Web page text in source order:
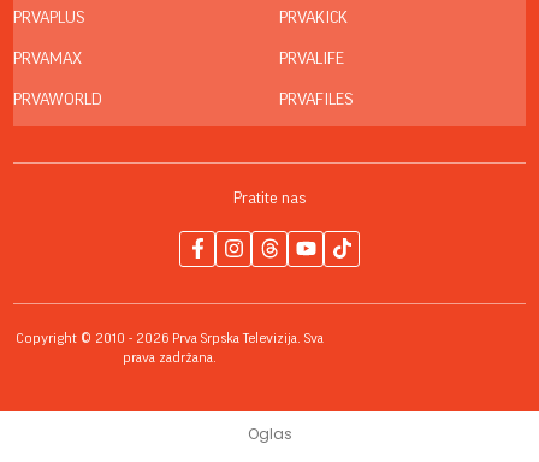
PRVAPLUS
PRVAMAX
PRVAWORLD
PRVAKICK
PRVALIFE
PRVAFILES
Pratite nas
Copyright © 2010 - 2026 Prva Srpska Televizija. Sva
prava zadržana.